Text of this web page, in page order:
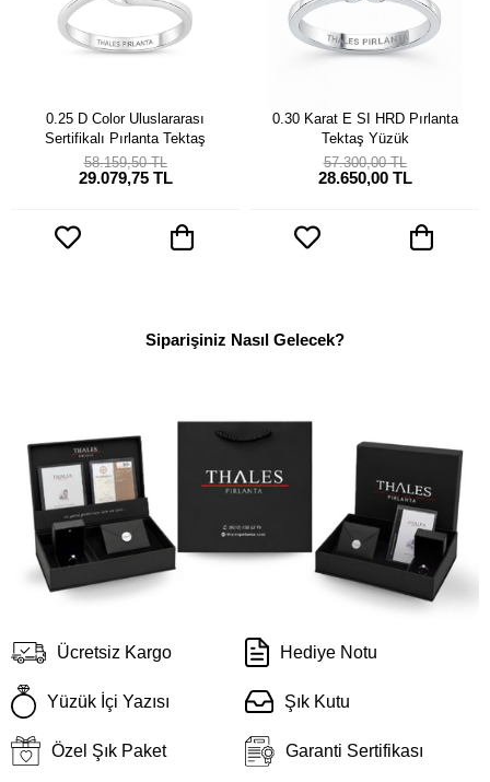
0.25 D Color Uluslararası
Sertifikalı Pırlanta Tektaş
29.079,75 TL
58.159,50 TL
0.30 Karat E SI HRD Pırlanta
Tektaş Yüzük
28.650,00 TL
57.300,00 TL
Siparişiniz Nasıl Gelecek?
Ücretsiz Kargo Hediye Notu
Yüzük İçi Yazısı Şık Kutu
Özel Şık Paket Garanti Sertifikası